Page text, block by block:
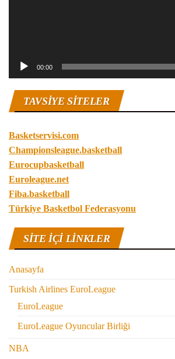
00:00
TAVSIYE SITELER
Basketservisi.com
Championsleague.basketball
Eurocupbasketball
Euroleague.net
Fiba.basketball
Türkiye Basketbol Federasyonu
SITE IÇI LINKLER
Anasayfa
Turkish Airlines EuroLeague
EuroLeague
EuroLeague Oyuncular Birliği
NBA